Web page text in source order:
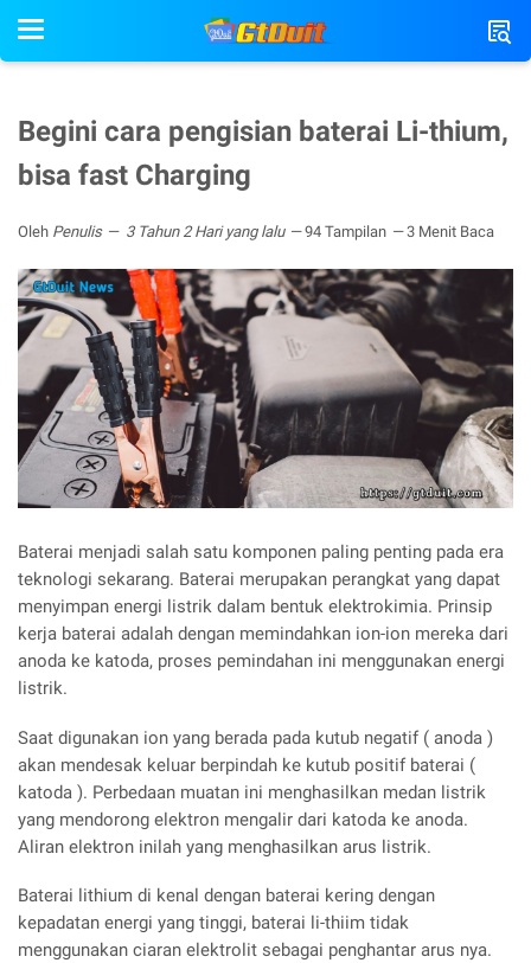
Begini cara pengisian baterai Li-thium,
bisa fast Charging
Oleh Penulis 3 Tahun 2 Hari yang lalu 94 Tampilan 3 Menit Baca
Baterai menjadi salah satu komponen paling penting pada era
teknologi sekarang. Baterai merupakan perangkat yang dapat
menyimpan energi listrik dalam bentuk elektrokimia. Prinsip
kerja baterai adalah dengan memindahkan ion-ion mereka dari
anoda ke katoda, proses pemindahan ini menggunakan energi
listrik.
Saat digunakan ion yang berada pada kutub negatif ( anoda )
akan mendesak keluar berpindah ke kutub positif baterai (
katoda ). Perbedaan muatan ini menghasilkan medan listrik
yang mendorong elektron mengalir dari katoda ke anoda.
Aliran elektron inilah yang menghasilkan arus listrik.
Baterai lithium di kenal dengan baterai kering dengan
kepadatan energi yang tinggi, baterai li-thiim tidak
menggunakan ciaran elektrolit sebagai penghantar arus nya.